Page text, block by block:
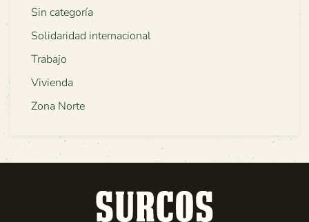
Sin categoría
Solidaridad internacional
Trabajo
Vivienda
Zona Norte